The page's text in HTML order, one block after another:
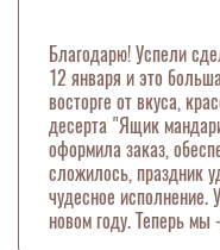
Благодарю! Успели
12 января и это
восторге от вкуса,
десерта "Ящик
оформила заказ,
сложилось, праздник
чудесное исполнение.
новом году. Теперь